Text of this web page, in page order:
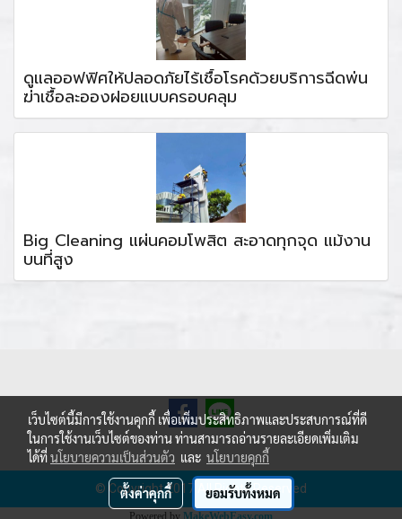
ดูแลออฟฟิศให้ปลอดภัยไร้เชื้อโรคด้วยบริการฉีดพ่น
ฆ่าเชื้อละอองฝอยแบบครอบคลุม
Big Cleaning แผ่นคอมโพสิต สะอาดทุกจุด แม้งาน
บนที่สูง
© Copyright 2017 All Rights Reserved
Powered by MakeWebEasy.com
เว็บไซต์นี้มีการใช้งานคุกกี้ เพื่อเพิ่มประสิทธิภาพและประสบการณ์ที่ดี
ในการใช้งานเว็บไซต์ของท่าน ท่านสามารถอ่านรายละเอียดเพิ่มเติม
ได้ที่นโยบายความเป็นส่วนตัว และ นโยบายคุกกี้
ตั้งค่าคุกกี้ ยอมรับทั้งหมด